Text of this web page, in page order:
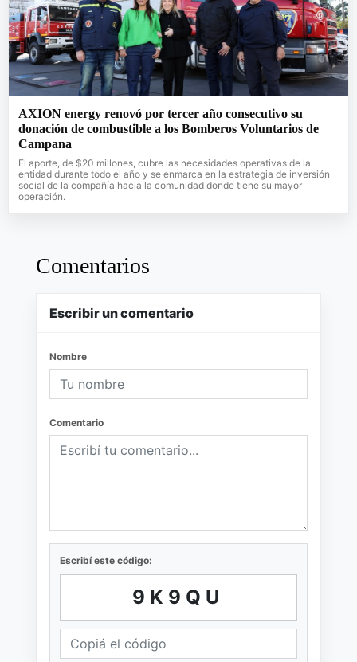
AXION energy renovó por tercer año consecutivo su
donación de combustible a los Bomberos Voluntarios de
Campana
El aporte, de $20 millones, cubre las necesidades operativas de la
entidad durante todo el año y se enmarca en la estrategia de inversión
social de la compañía hacia la comunidad donde tiene su mayor
operación.
Comentarios
Escribir un comentario
Nombre
Comentario
Escribí este código:
9K9QU